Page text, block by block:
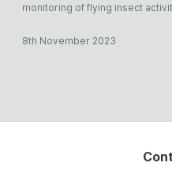
monitoring of flying insect
8th November 2023